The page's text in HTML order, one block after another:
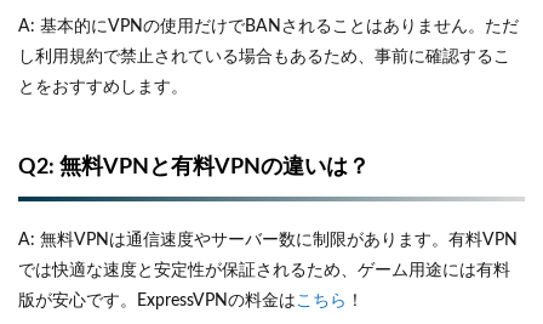
A: 基本的にVPNの使用だけでBANされることはありません。ただ
し利用規約で禁止されている場合もあるため、事前に確認するこ
とをおすすめします。
Q2: 無料VPNと有料VPNの違いは？
A: 無料VPNは通信速度やサーバー数に制限があります。有料VPN
では快適な速度と安定性が保証されるため、ゲーム用途には有料
版が安心です。ExpressVPNの料金はこちら ！